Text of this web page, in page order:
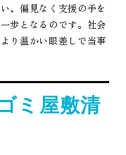
、偏見なく支援の手を
歩となるのです。社会
り温かい眼差しで当事
ミ屋敷清